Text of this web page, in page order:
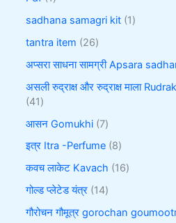
sadhana samagri kit 1
tantra item 26
अप्सरा साधना सामग्री Apsara
असली रुद्राक्ष और रुद्राक्ष माला
41
आसन Gomukhi 7
इत्र Itra -Perfume 8
कवच लाकेट Kavach 16
गोल्ड प्लेटेड यंत्र 14
गौरोचन गौमूत्र gorochan